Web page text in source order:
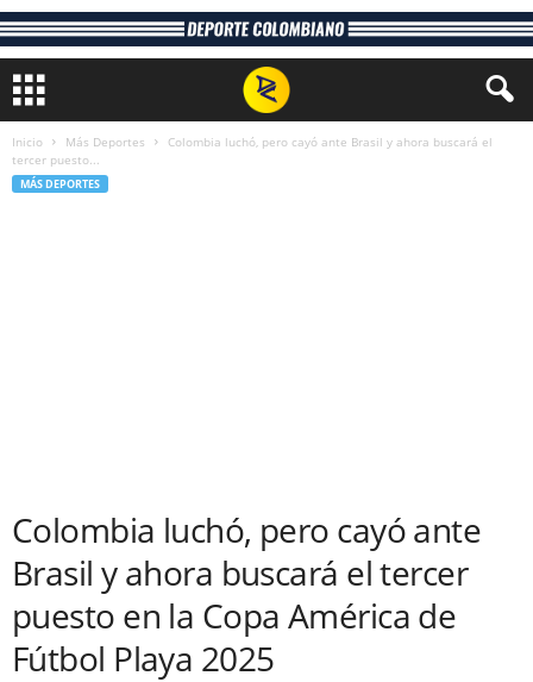
Inicio Más Deportes
Colombia luchó, pero cayó ante Brasil y ahora buscará el
tercer puesto...
MÁS DEPORTES
Colombia luchó, pero cayó ante
Brasil y ahora buscará el tercer
puesto en la Copa América de
Fútbol Playa 2025